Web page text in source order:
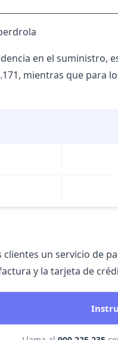
en el suministro,
mientras que para
un servicio de
y la tarjeta de